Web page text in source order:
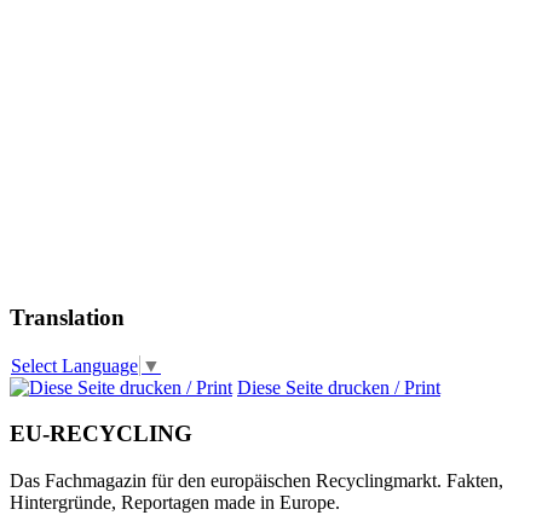
Translation
Select Language ▼
Diese Seite drucken / Print
EU-RECYCLING
Das Fachmagazin für den europäischen Recyclingmarkt. Fakten,
Hintergründe, Reportagen made in Europe.